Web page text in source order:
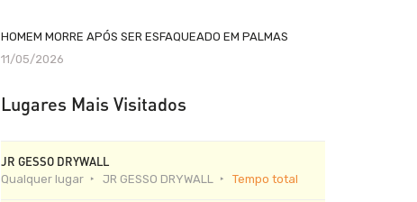
HOMEM MORRE APÓS SER ESFAQUEADO EM PALMAS
11/05/2026
Lugares Mais Visitados
JR GESSO DRYWALL
Qualquer lugar JR GESSO DRYWALL Tempo total